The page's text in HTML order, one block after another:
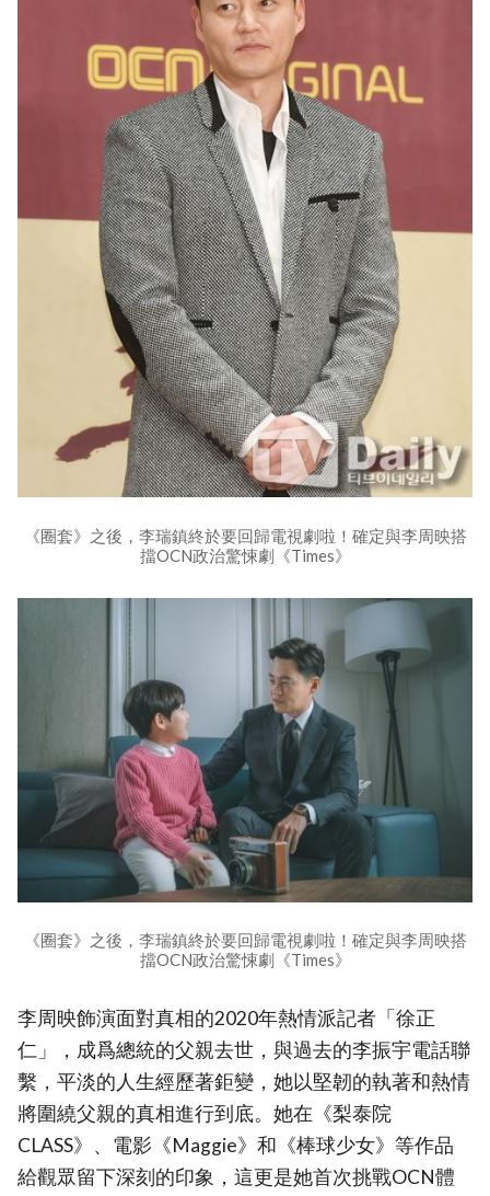
《圈套》之後，李瑞鎮終於要回歸電視劇啦！確定與李周映搭
擋OCN政治驚悚劇《Times》
《圈套》之後，李瑞鎮終於要回歸電視劇啦！確定與李周映搭
擋OCN政治驚悚劇《Times》
李周映飾演面對真相的2020年熱情派記者「徐正
仁」，成爲總統的父親去世，與過去的李振宇電話聯
繫，平淡的人生經歷著鉅變，她以堅韌的執著和熱情
將圍繞父親的真相進行到底。她在《梨泰院
CLASS》、電影《Maggie》和《棒球少女》等作品
給觀眾留下深刻的印象，這更是她首次挑戰OCN體